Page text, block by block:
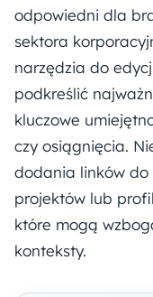
odpowiedni dla
sektora
narzędzia do
podkreślić
kluczowe
czy osiągnięcia.
dodania linków do
projektów lub
które mogą
konteksty.